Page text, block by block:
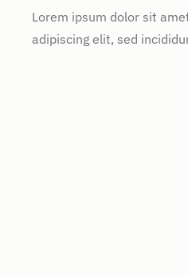
Lorem ipsum dolor sit
adipiscing elit, sed